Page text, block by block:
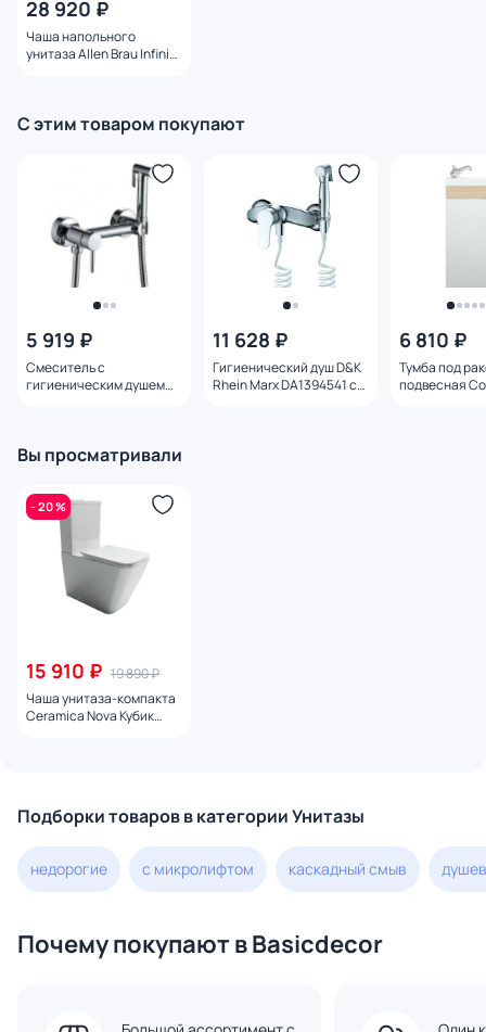
28 920 ₽
Чаша напольного
унитаза Allen Brau Infinity
С этим товаром покупают
5 919 ₽
Смеситель с
гигиеническим душем
11 628 ₽
Гигиенический душ D&K
Rhein Marx DA1394541 с
6 810 ₽
Тумба под
подвесная
Вы просматривали
- 20 %
15 910 ₽ 19 890 ₽
Чаша унитаза-компакта
Ceramica Nova Кубик
Подборки товаров в категории Унитазы
недорогие с микролифтом каскадный смыв
Почему покупают в Basicdecor